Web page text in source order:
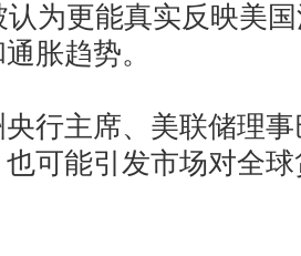
认为更能真实反映美
胀趋势。
主席、美联储理事
可能引发市场对全